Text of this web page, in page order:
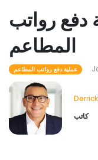
دفع رواتب
المطاعم
عملية دفع رواتب المطاعم
كاتب